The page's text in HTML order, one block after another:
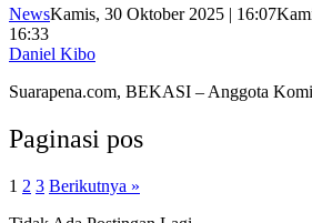
NewsKamis, 30 Oktober 2025 | 16:07
16:33
Daniel Kibo
Suarapena.com, BEKASI – Anggota
Paginasi pos
1 2 3 Berikutnya »